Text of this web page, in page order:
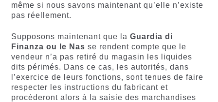
même si nous savons maintenant qu’elle n’existe
pas réellement.
Supposons maintenant que la Guardia di
Finanza ou le Nas se rendent compte que le
vendeur n’a pas retiré du magasin les liquides
dits périmés. Dans ce cas, les autorités, dans
l’exercice de leurs fonctions, sont tenues de faire
respecter les instructions du fabricant et
procéderont alors à la saisie des marchandises